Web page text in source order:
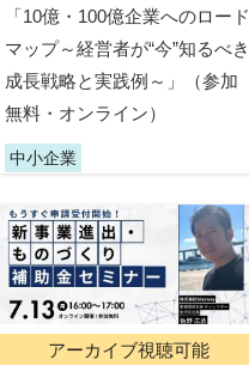
「10億・100億企業へのロード
マップ～経営者が“今”知るべき
成長戦略と実践例～」（参加
無料・オンライン）
中小企業
アーカイブ視聴可能